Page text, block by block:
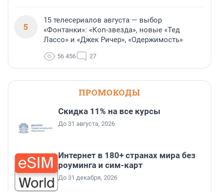
5
15 телесериалов августа — выбор
«Фонтанки»: «Коп-звезда», новые «Тед
Лассо» и «Джек Ричер», «Одержимость»
56 456 27
ПРОМОКОДЫ
Скидка 11% на все курсы
До 31 августа, 2026
Интернет в 180+ странах мира без
роуминга и сим-карт
До 31 декабря, 2026